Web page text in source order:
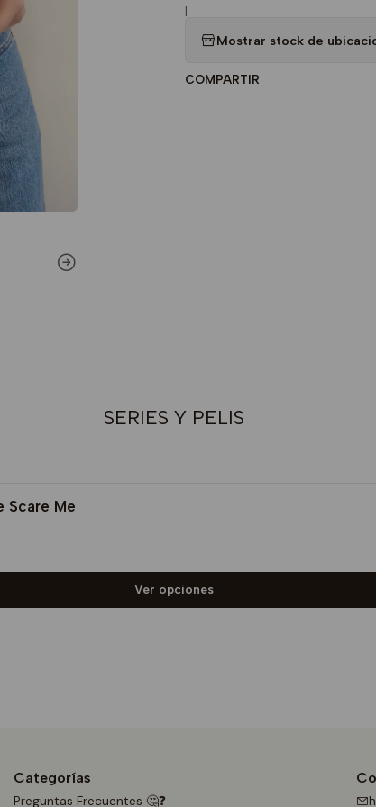
|
Mostrar stock de
COMPARTIR
SERIES Y PELIS
Scare Me
Ver opciones
Categorías
Preguntas Frecuentes 🤔❓